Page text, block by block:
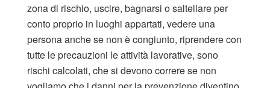
zona di rischio, uscire, bagnarsi o saltellare per
conto proprio in luoghi appartati, vedere una
persona anche se non è congiunto, riprendere con
tutte le precauzioni le attività lavorative, sono
rischi calcolati, che si devono correre se non